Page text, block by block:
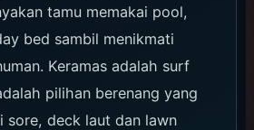
tamu memakai pool,
bed sambil menikmati
Keramas adalah surf
pilihan berenang yang
sore, deck laut dan lawn